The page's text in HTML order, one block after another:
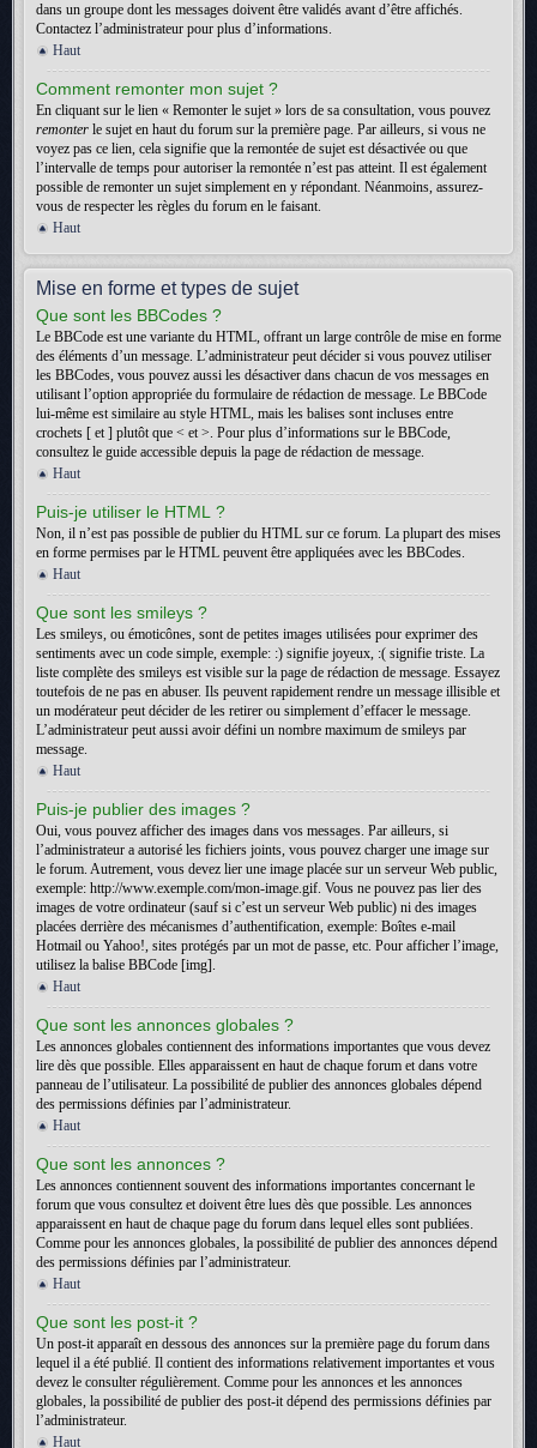
dans un groupe dont les messages doivent être validés avant d’être affichés.
Contactez l’administrateur pour plus d’informations.
Haut
Comment remonter mon sujet ?
En cliquant sur le lien « Remonter le sujet » lors de sa consultation, vous pouvez
remonter le sujet en haut du forum sur la première page. Par ailleurs, si vous ne
voyez pas ce lien, cela signifie que la remontée de sujet est désactivée ou que
l’intervalle de temps pour autoriser la remontée n’est pas atteint. Il est également
possible de remonter un sujet simplement en y répondant. Néanmoins, assurez-
vous de respecter les règles du forum en le faisant.
Haut
Mise en forme et types de sujet
Que sont les BBCodes ?
Le BBCode est une variante du HTML, offrant un large contrôle de mise en forme
des éléments d’un message. L’administrateur peut décider si vous pouvez utiliser
les BBCodes, vous pouvez aussi les désactiver dans chacun de vos messages en
utilisant l’option appropriée du formulaire de rédaction de message. Le BBCode
lui-même est similaire au style HTML, mais les balises sont incluses entre
crochets [ et ] plutôt que < et >. Pour plus d’informations sur le BBCode,
consultez le guide accessible depuis la page de rédaction de message.
Haut
Puis-je utiliser le HTML ?
Non, il n’est pas possible de publier du HTML sur ce forum. La plupart des mises
en forme permises par le HTML peuvent être appliquées avec les BBCodes.
Haut
Que sont les smileys ?
Les smileys, ou émoticônes, sont de petites images utilisées pour exprimer des
sentiments avec un code simple, exemple: :) signifie joyeux, :( signifie triste. La
liste complète des smileys est visible sur la page de rédaction de message. Essayez
toutefois de ne pas en abuser. Ils peuvent rapidement rendre un message illisible et
un modérateur peut décider de les retirer ou simplement d’effacer le message.
L’administrateur peut aussi avoir défini un nombre maximum de smileys par
message.
Haut
Puis-je publier des images ?
Oui, vous pouvez afficher des images dans vos messages. Par ailleurs, si
l’administrateur a autorisé les fichiers joints, vous pouvez charger une image sur
le forum. Autrement, vous devez lier une image placée sur un serveur Web public,
exemple: http://www.exemple.com/mon-image.gif. Vous ne pouvez pas lier des
images de votre ordinateur (sauf si c’est un serveur Web public) ni des images
placées derrière des mécanismes d’authentification, exemple: Boîtes e-mail
Hotmail ou Yahoo!, sites protégés par un mot de passe, etc. Pour afficher l’image,
utilisez la balise BBCode [img].
Haut
Que sont les annonces globales ?
Les annonces globales contiennent des informations importantes que vous devez
lire dès que possible. Elles apparaissent en haut de chaque forum et dans votre
panneau de l’utilisateur. La possibilité de publier des annonces globales dépend
des permissions définies par l’administrateur.
Haut
Que sont les annonces ?
Les annonces contiennent souvent des informations importantes concernant le
forum que vous consultez et doivent être lues dès que possible. Les annonces
apparaissent en haut de chaque page du forum dans lequel elles sont publiées.
Comme pour les annonces globales, la possibilité de publier des annonces dépend
des permissions définies par l’administrateur.
Haut
Que sont les post-it ?
Un post-it apparaît en dessous des annonces sur la première page du forum dans
lequel il a été publié. Il contient des informations relativement importantes et vous
devez le consulter régulièrement. Comme pour les annonces et les annonces
globales, la possibilité de publier des post-it dépend des permissions définies par
l’administrateur.
Haut